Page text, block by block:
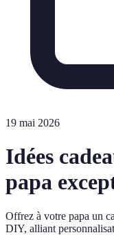
19 mai 2026
Idées
papa
Offrez à votre papa un
DIY, alliant